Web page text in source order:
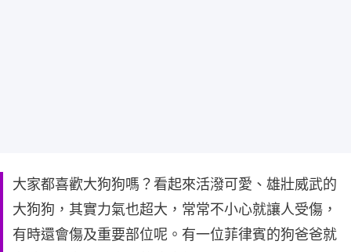
大家都喜歡大狗狗嗎？看起來活潑可愛、雄壯威武的
大狗狗，其實力氣也超大，常常不小心就讓人受傷，
有時還會傷及重要部位呢。有一位菲律賓的狗爸爸就